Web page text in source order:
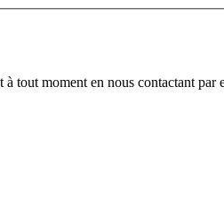
tout moment en nous contactant par